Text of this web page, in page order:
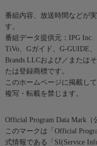
番組内容、放送時間などが
す。
番組データ提供元：IPG Inc.
TiVo、Gガイド、G-GUIDE
Brands LLCおよび／または
たは登録商標です。
このホームページに掲載し
複写・転載を禁じます。
Official Program Data Mark（
このマークは「Official
式情報である「SI(Service